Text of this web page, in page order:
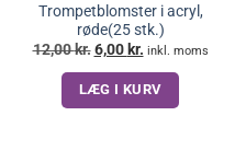
Trompetblomster i acryl,
røde(25 stk.)
12,00kr. Den
oprindelige
pris
var:
12,00 kr..
6,00 kr.Den
aktuelle
pris
er:
6,00 kr..
inkl. moms
LÆG I KURV